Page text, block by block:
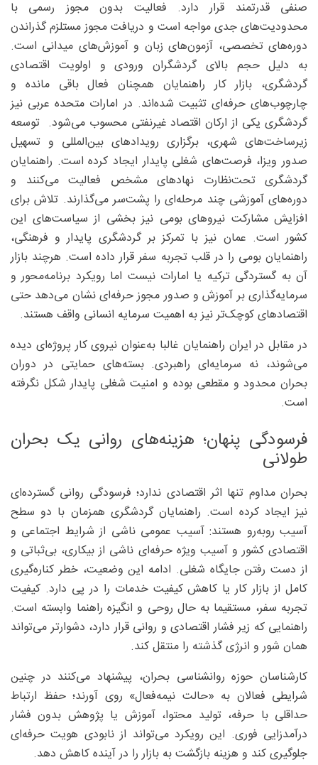
صنفی قدرتمند قرار دارد. فعالیت بدون مجوز رسمی با
محدودیت‌های جدی مواجه است و دریافت مجوز مستلزم گذراندن
دوره‌های تخصصی، آزمون‌های زبان و آموزش‌های میدانی است.
به دلیل حجم بالای گردشگران ورودی و اولویت اقتصادی
گردشگری، بازار کار راهنمایان همچنان فعال باقی مانده و
چارچوب‌های حرفه‌ای تثبیت شده‌اند. در امارات متحده عربی نیز
گردشگری یکی از ارکان اقتصاد غیرنفتی محسوب می‌شود. توسعه
زیرساخت‌های شهری، برگزاری رویدادهای بین‌المللی و تسهیل
صدور ویزا، فرصت‌های شغلی پایدار ایجاد کرده است. راهنمایان
گردشگری تحت‌نظارت نهادهای مشخص فعالیت می‌کنند و
دوره‌های آموزشی چند مرحله‌ای را پشت‌سر می‌گذارند. تلاش برای
افزایش مشارکت نیروهای بومی نیز بخشی از سیاست‌های این
کشور است. عمان نیز با تمرکز بر گردشگری پایدار و فرهنگی،
راهنمایان بومی را در قلب تجربه سفر قرار داده است. هرچند بازار
آن به گستردگی ترکیه یا امارات نیست اما رویکرد برنامه‌محور و
سرمایه‌گذاری بر آموزش و صدور مجوز حرفه‌ای نشان می‌دهد حتی
اقتصادهای کوچک‌تر نیز به اهمیت سرمایه انسانی واقف هستند.
در مقابل در ایران راهنمایان غالبا به‌عنوان نیروی کار پروژه‌ای دیده
می‌شوند، نه سرمایه‌ای راهبردی. بسته‌های حمایتی در دوران
بحران محدود و مقطعی بوده و امنیت شغلی پایدار شکل نگرفته
است.
فرسودگی پنهان؛ هزینه‌های روانی یک بحران
طولانی
بحران مداوم تنها اثر اقتصادی ندارد؛ فرسودگی روانی گسترده‌ای
نیز ایجاد کرده است. راهنمایان گردشگری همزمان با دو سطح
آسیب روبه‌رو هستند: آسیب عمومی ناشی از شرایط اجتماعی و
اقتصادی کشور و آسیب ویژه حرفه‌ای ناشی از بیکاری، بی‌ثباتی و
از دست رفتن جایگاه شغلی. ادامه این وضعیت، خطر کناره‌گیری
کامل از بازار کار یا کاهش کیفیت خدمات را در پی دارد. کیفیت
تجربه سفر، مستقیما به حال روحی و انگیزه راهنما وابسته است.
راهنمایی که زیر فشار اقتصادی و روانی قرار دارد، دشوارتر می‌تواند
همان شور و انرژی گذشته را منتقل کند.
کارشناسان حوزه روانشناسی بحران، پیشنهاد می‌کنند در چنین
شرایطی فعالان به «حالت نیمه‌فعال» روی آورند؛ حفظ ارتباط
حداقلی با حرفه، تولید محتوا، آموزش یا پژوهش بدون فشار
درآمدزایی فوری. این رویکرد می‌تواند از نابودی هویت حرفه‌ای
جلوگیری کند و هزینه بازگشت به بازار را در آینده کاهش دهد.